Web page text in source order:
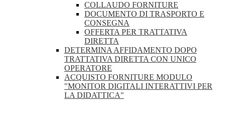
COLLAUDO FORNITURE
DOCUMENTO DI TRASPORTO E
CONSEGNA
OFFERTA PER TRATTATIVA
DIRETTA
DETERMINA AFFIDAMENTO DOPO
TRATTATIVA DIRETTA CON UNICO
OPERATORE
ACQUISTO FORNITURE MODULO
"MONITOR DIGITALI INTERATTIVI PER
LA DIDATTICA"